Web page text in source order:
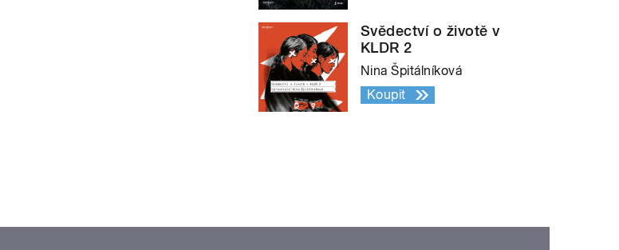
Svědectví o životě v
KLDR 2
Nina Špitálníková
Koupit